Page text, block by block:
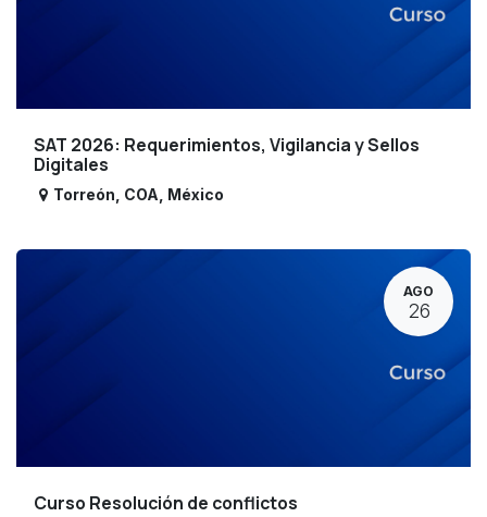
SAT 2026: Requerimientos, Vigilancia y Sellos
Digitales
Torreón COA México
AGO
26
Curso Resolución de conflictos